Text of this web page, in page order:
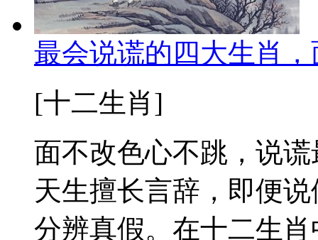
最会说谎的四大生肖
[十二生肖]
面不改色心不跳，说
天生擅长言辞，即便
分辨真假。在十二生